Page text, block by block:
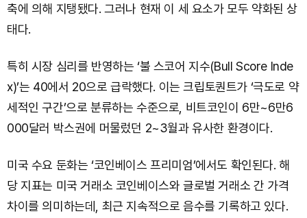
축에 의해 지탱됐다. 그러나 현재 이 세 요소가 모두 약화된 상
태다.
특히 시장 심리를 반영하는 ‘불 스코어 지수(Bull Score Inde
x)’는 40에서 20으로 급락했다. 이는 크립토퀀트가 ‘극도로 약
세적인 구간’으로 분류하는 수준으로, 비트코인이 6만~6만6
000달러 박스권에 머물렀던 2~3월과 유사한 환경이다.
미국 수요 둔화는 ‘코인베이스 프리미엄’에서도 확인된다. 해
당 지표는 미국 거래소 코인베이스와 글로벌 거래소 간 가격
차이를 의미하는데, 최근 지속적으로 음수를 기록하고 있다.